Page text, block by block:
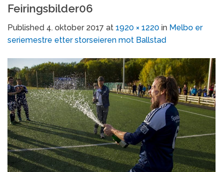
Feiringsbilder06
Published 4. oktober 2017 at 1920 × 1220 in Melbo er
seriemestre etter storseieren mot Ballstad